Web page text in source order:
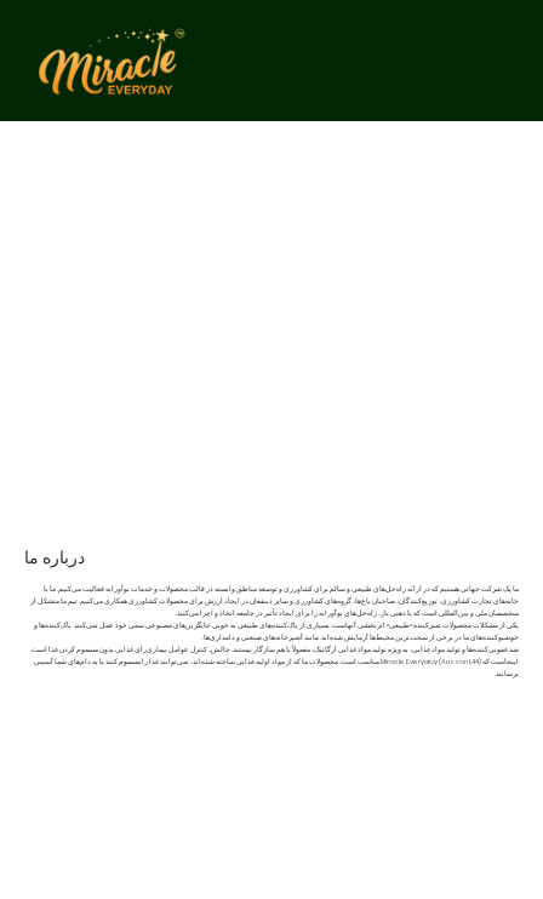
درباره ما
ما یک شرکت جهانی هستیم که در ارائه راه‌حل‌های طبیعی و سالم برای کشاورزی و توسعه مناطق وابسته در قالب محصولات و خدمات نوآورانه فعالیت می‌کنیم. ما با
خانه‌های تجارت کشاورزی، توزیع‌کنندگان، صاحبان باغ‌ها، گروه‌های کشاورزی و سایر ذینفعان در ایجاد ارزش برای محصولات کشاورزی همکاری می‌کنیم. تیم ما متشکل از
متخصصان ملی و بین‌المللی است که با ذهنی باز، راه‌حل‌های نوآورانه را برای ایجاد تأثیر در جامعه اتخاذ و اجرا می‌کنند.
یکی از مشکلات محصولات تمیزکننده «طبیعی» اثربخشی آنهاست. بسیاری از پاک‌کننده‌های طبیعی به خوبی جایگزین‌های مصنوعی سمی خود عمل نمی‌کنند. پاک‌کننده‌ها و
خوشبوکننده‌های ما در برخی از سخت‌ترین محیط‌ها آزمایش شده‌اند. مانند آشپزخانه‌های صنعتی و دامداری‌ها.
ضدعفونی‌کننده‌ها و تولید مواد غذایی، به ویژه تولید مواد غذایی ارگانیک، معمولاً با هم سازگار نیستند. چالش، کنترل عوامل بیماری‌زای غذایی بدون مسموم کردن غذا است.
اینجاست که Miracle Everyday (Aussan L44) مناسب است. محصولات ما که از مواد اولیه غذایی ساخته شده‌اند، نمی‌توانند غذا را مسموم کنند یا به دام‌های شما آسیبی
برسانند.